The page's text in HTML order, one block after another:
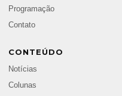
Programação
Contato
CONTEÚDO
Notícias
Colunas